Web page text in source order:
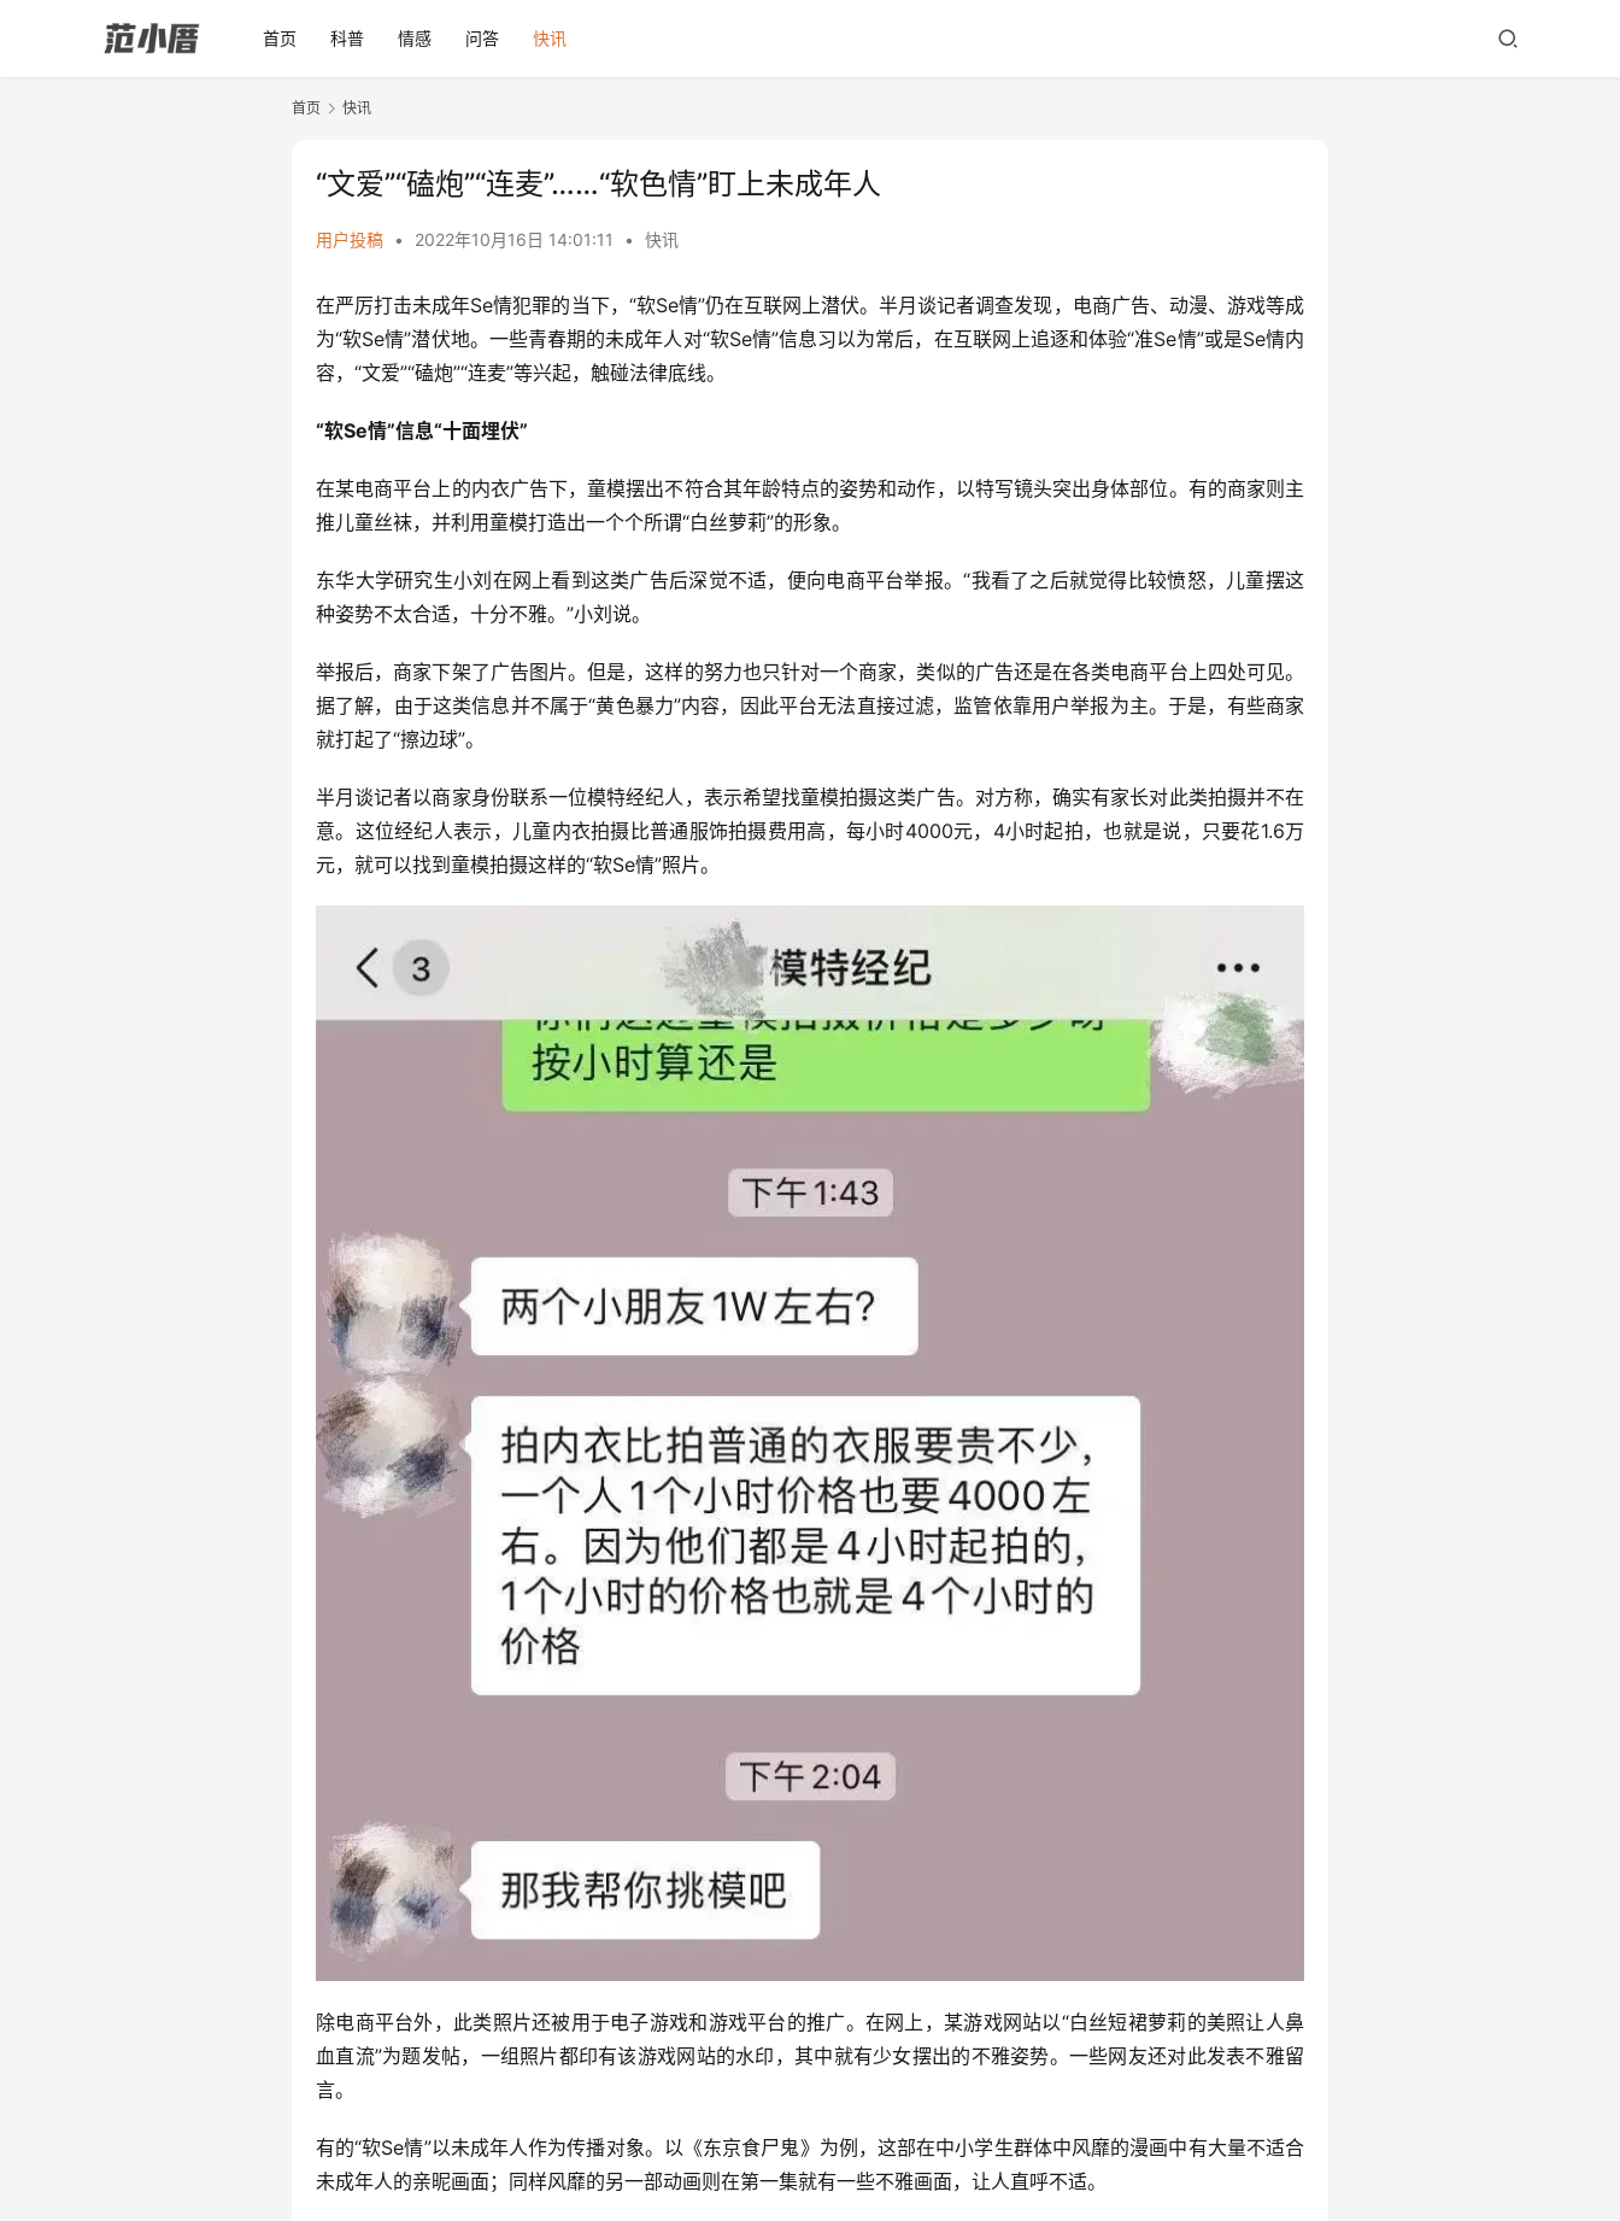
首页 科普 情感 问答 快讯
首页 快讯
“文爱”“磕炮”“连麦”……“软色情”盯上未成年人
用户投稿 • 2022年10月16日 14:01:11 • 快讯
在严厉打击未成年Se情犯罪的当下，“软Se情”仍在互联网上潜伏。半月谈记者调查发现，电商广告、动漫、游戏等成
为“软Se情”潜伏地。一些青春期的未成年人对“软Se情”信息习以为常后，在互联网上追逐和体验“准Se情”或是Se情内
容，“文爱”“磕炮”“连麦”等兴起，触碰法律底线。
“软Se情”信息“十面埋伏”
在某电商平台上的内衣广告下，童模摆出不符合其年龄特点的姿势和动作，以特写镜头突出身体部位。有的商家则主
推儿童丝袜，并利用童模打造出一个个所谓“白丝萝莉”的形象。
东华大学研究生小刘在网上看到这类广告后深觉不适，便向电商平台举报。“我看了之后就觉得比较愤怒，儿童摆这
种姿势不太合适，十分不雅。”小刘说。
举报后，商家下架了广告图片。但是，这样的努力也只针对一个商家，类似的广告还是在各类电商平台上四处可见。
据了解，由于这类信息并不属于“黄色暴力”内容，因此平台无法直接过滤，监管依靠用户举报为主。于是，有些商家
就打起了“擦边球”。
半月谈记者以商家身份联系一位模特经纪人，表示希望找童模拍摄这类广告。对方称，确实有家长对此类拍摄并不在
意。这位经纪人表示，儿童内衣拍摄比普通服饰拍摄费用高，每小时4000元，4小时起拍，也就是说，只要花1.6万
元，就可以找到童模拍摄这样的“软Se情”照片。
除电商平台外，此类照片还被用于电子游戏和游戏平台的推广。在网上，某游戏网站以“白丝短裙萝莉的美照让人鼻
血直流”为题发帖，一组照片都印有该游戏网站的水印，其中就有少女摆出的不雅姿势。一些网友还对此发表不雅留
言。
有的“软Se情”以未成年人作为传播对象。以《东京食尸鬼》为例，这部在中小学生群体中风靡的漫画中有大量不适合
未成年人的亲昵画面；同样风靡的另一部动画则在第一集就有一些不雅画面，让人直呼不适。